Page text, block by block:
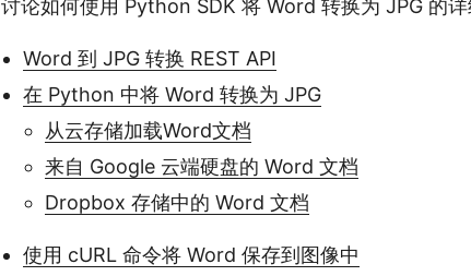
讨论如何使用 Python SDK 将 Word 转换为 JPG 的详
Word 到 JPG 转换 REST API
在 Python 中将 Word 转换为 JPG
从云存储加载Word文档
来自 Google 云端硬盘的 Word 文档
Dropbox 存储中的 Word 文档
使用 cURL 命令将 Word 保存到图像中